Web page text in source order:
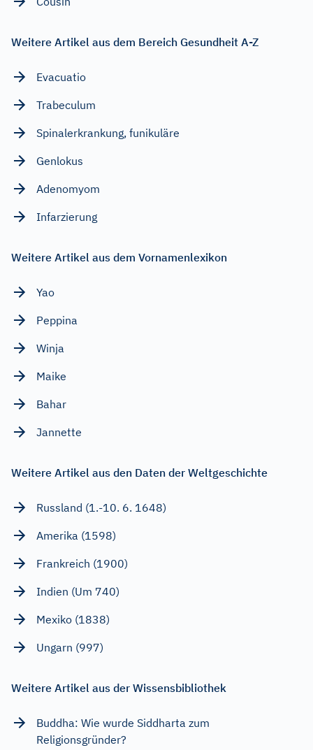
Weitere Artikel aus dem Bereich Gesundheit A-Z
Evacuatio
Trabeculum
Spinalerkrankung, funikuläre
Genlokus
Adenomyom
Infarzierung
Weitere Artikel aus dem Vornamenlexikon
Yao
Peppina
Winja
Maike
Bahar
Jannette
Weitere Artikel aus den Daten der Weltgeschichte
Russland (1.-10. 6. 1648)
Amerika (1598)
Frankreich (1900)
Indien (Um 740)
Mexiko (1838)
Ungarn (997)
Weitere Artikel aus der Wissensbibliothek
Buddha: Wie wurde Siddharta zum
Religionsgründer?